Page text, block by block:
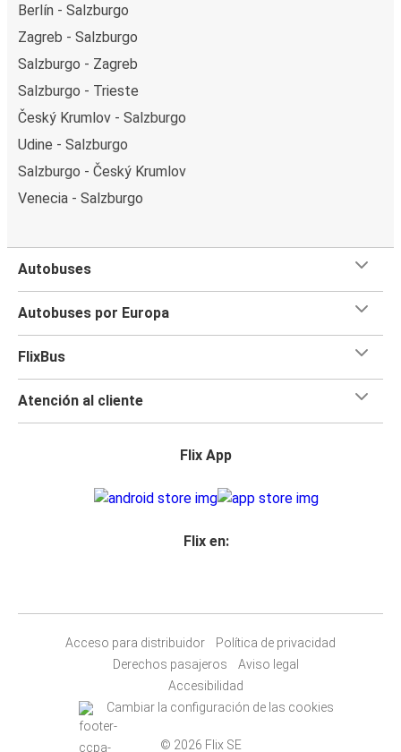
Berlín - Salzburgo
Zagreb - Salzburgo
Salzburgo - Zagreb
Salzburgo - Trieste
Český Krumlov - Salzburgo
Udine - Salzburgo
Salzburgo - Český Krumlov
Venecia - Salzburgo
Autobuses
Autobuses por Europa
FlixBus
Atención al cliente
Flix App
Flix en:
Acceso para distribuidor
Política de privacidad
Derechos pasajeros
Aviso legal
Accesibilidad
Cambiar la configuración de las cookies
© 2026 Flix SE